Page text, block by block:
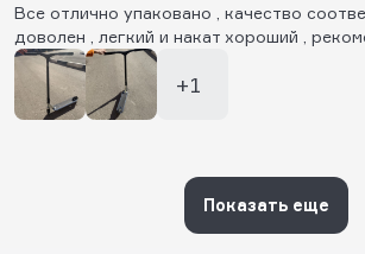
Все отлично упаковано , качество
доволен , легкий и накат хороший ,
+1
Показать еще